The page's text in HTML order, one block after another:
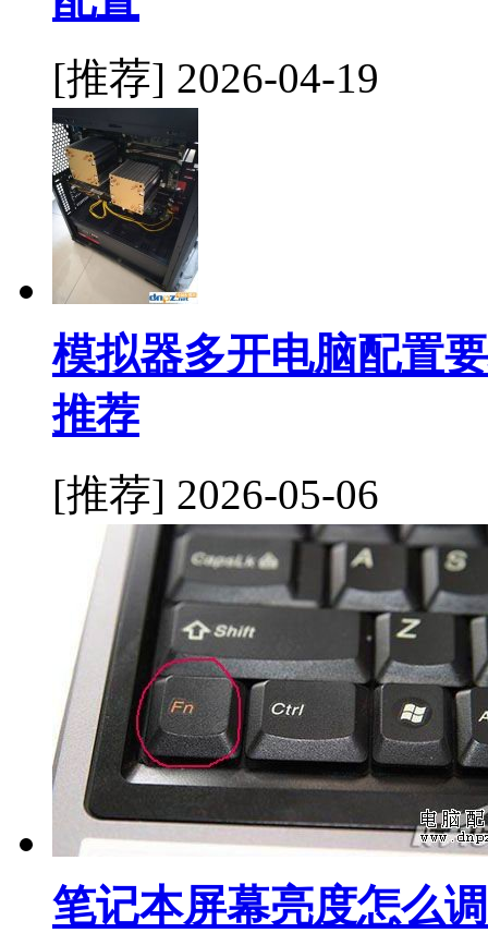
[推荐] 2026-04-19
模拟器多开电脑配置
推荐
[推荐] 2026-05-06
笔记本屏幕亮度怎么